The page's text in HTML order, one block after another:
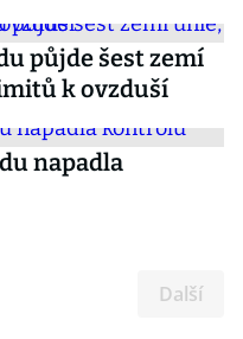
půjde šest zemí
k ovzduší
napadla
Další